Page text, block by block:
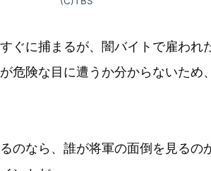
ぐに捕まるが、闇バイトで雇われ
危険な目に遭うか分からないため
のなら、誰が将軍の面倒を見るの